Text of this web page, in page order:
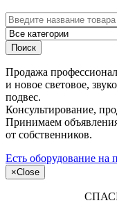
Поиск
Продажа
и новое световое,
подвес.
Консультирование,
Принимаем
от собственников.
Есть оборудование на
×Close